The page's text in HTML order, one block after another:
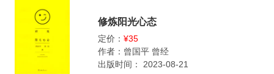
修炼阳光心态
定价： ¥35
作者： 曾国平 曾经
出版时间：
2023-08-21